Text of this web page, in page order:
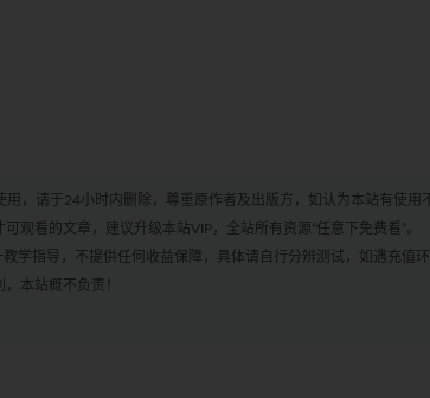
，请于24小时内删除，尊重原作者及出版方，如认为本站有使用
观看的文章，建议升级本站VIP，全站所有资源“任意下免费看”。
学指导，不提供任何收益保障，具体请自行分辨测试，如遇充值
本站概不负责！